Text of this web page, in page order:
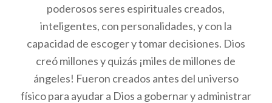
poderosos seres espirituales creados,
inteligentes, con personalidades, y con la
capacidad de escoger y tomar decisiones. Dios
creó millones y quizás ¡miles de millones de
ángeles! Fueron creados antes del universo
físico para ayudar a Dios a gobernar y administrar